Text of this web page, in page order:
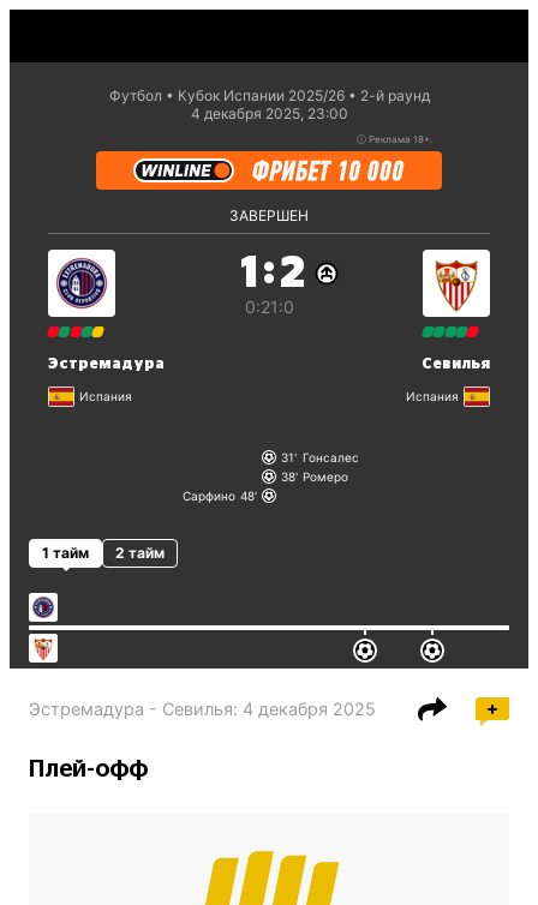
Футбол Кубок Испании 2025/26
2-й раунд
4 декабря 2025, 23:00
ⓘ Реклама 18+.
ЗАВЕРШЕН
Эстремадура
Испания
1 :2
0:21:0
Севилья
Испания
31
Гонсалес
38 Ромеро
Сарфино 48
1 тайм 2 тайм
Эстремадура - Севилья: 4 декабря 2025
Плей-офф